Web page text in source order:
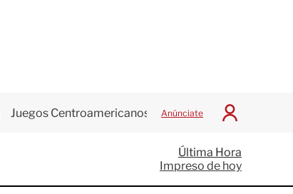
Juegos Centroamericanos Anúnciate
I
c
i
a
Última Hora
Impreso de hoy